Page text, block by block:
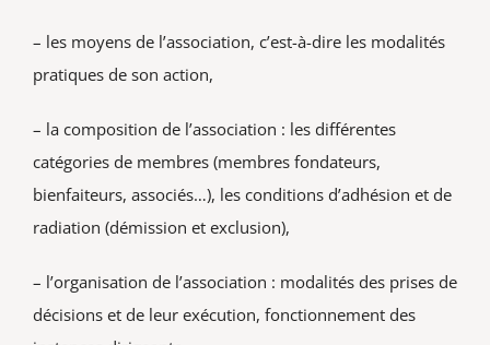
– les moyens de l’association, c’est-à-dire les modalités
pratiques de son action,
– la composition de l’association : les différentes
catégories de membres (membres fondateurs,
bienfaiteurs, associés…), les conditions d’adhésion et de
radiation (démission et exclusion),
– l’organisation de l’association : modalités des prises de
décisions et de leur exécution, fonctionnement des